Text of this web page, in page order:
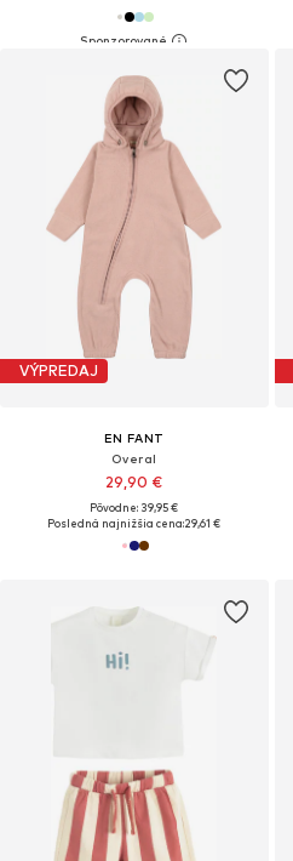
VÝPREDAJ
EN FANT
Overal
29,90 €
Pôvodne: 39,95 €
Posledná najnižšia cena:29,61 €